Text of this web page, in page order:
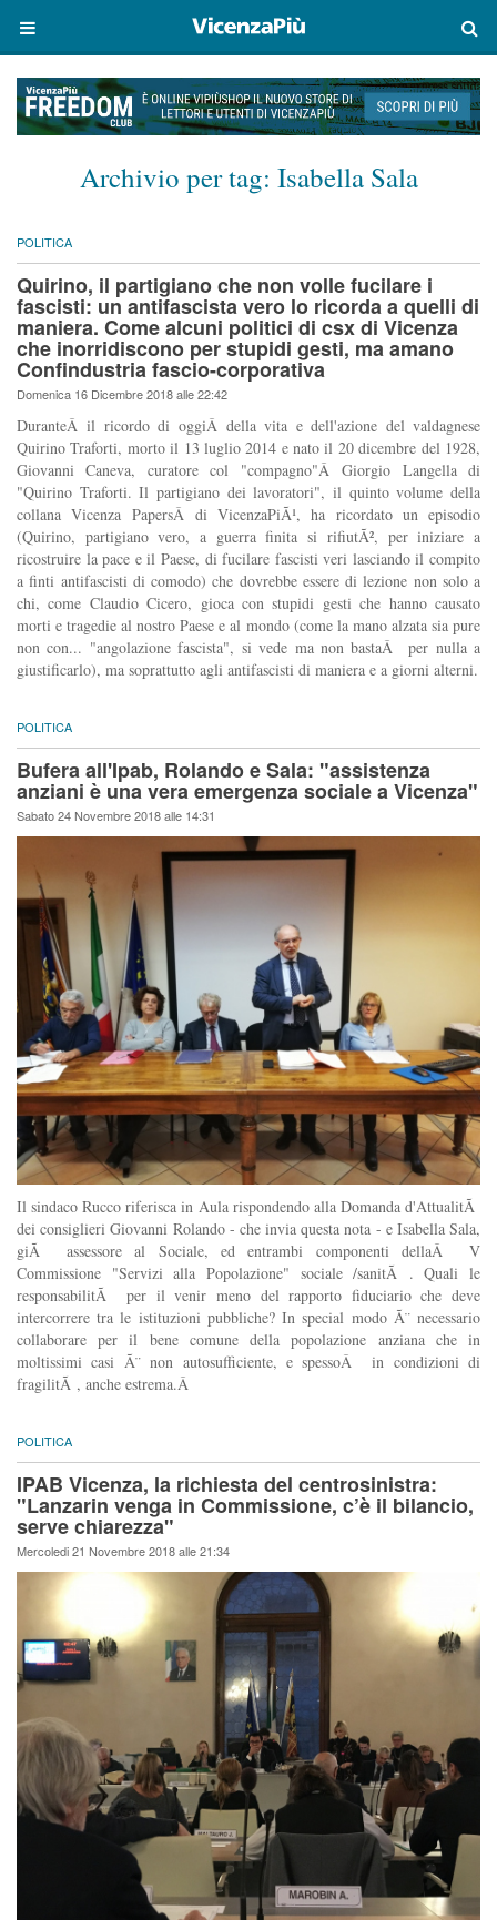
Archivio per tag: Isabella Sala
POLITICA
Quirino, il partigiano che non volle fucilare i
fascisti: un antifascista vero lo ricorda a quelli di
maniera. Come alcuni politici di csx di Vicenza
che inorridiscono per stupidi gesti, ma amano
Confindustria fascio-corporativa
Domenica 16 Dicembre 2018 alle 22:42
DuranteÂ il ricordo di oggiÂ della vita e dell'azione del valdagnese
Quirino Traforti, morto il 13 luglio 2014 e nato il 20 dicembre del 1928,
Giovanni Caneva, curatore col "compagno"Â Giorgio Langella di
"Quirino Traforti. Il partigiano dei lavoratori", il quinto volume della
collana Vicenza PapersÂ di VicenzaPiÃ¹, ha ricordato un episodio
(Quirino, partigiano vero, a guerra finita si rifiutÃ², per iniziare a
ricostruire la pace e il Paese, di fucilare fascisti veri lasciando il compito
a finti antifascisti di comodo) che dovrebbe essere di lezione non solo a
chi, come Claudio Cicero, gioca con stupidi gesti che hanno causato
morti e tragedie al nostro Paese e al mondo (come la mano alzata sia pure
non con... "angolazione fascista", si vede ma non bastaÂ per nulla a
giustificarlo), ma soprattutto agli antifascisti di maniera e a giorni alterni.
POLITICA
Bufera all'Ipab, Rolando e Sala: "assistenza
anziani è una vera emergenza sociale a Vicenza"
Sabato 24 Novembre 2018 alle 14:31
Il sindaco Rucco riferisca in Aula rispondendo alla Domanda d'AttualitÃ
dei consiglieri Giovanni Rolando - che invia questa nota - e Isabella Sala,
giÃ assessore al Sociale, ed entrambi componenti dellaÂ V
Commissione "Servizi alla Popolazione" sociale /sanitÃ . Quali le
responsabilitÃ per il venir meno del rapporto fiduciario che deve
intercorrere tra le istituzioni pubbliche? In special modo Ã¨ necessario
collaborare per il bene comune della popolazione anziana che in
moltissimi casi Ã¨ non autosufficiente, e spessoÂ in condizioni di
fragilitÃ , anche estrema.Â
POLITICA
IPAB Vicenza, la richiesta del centrosinistra:
"Lanzarin venga in Commissione, c’è il bilancio,
serve chiarezza"
Mercoledi 21 Novembre 2018 alle 21:34